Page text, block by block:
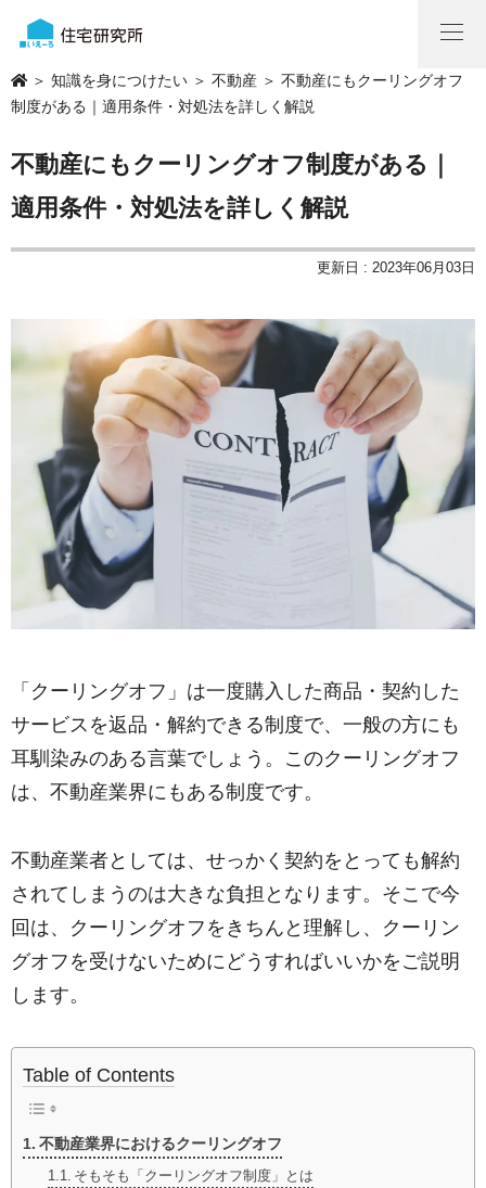
＞ 知識を身につけたい ＞ 不動産 ＞ 不動産にもクーリングオフ
制度がある｜適用条件・対処法を詳しく解説
不動産にもクーリングオフ制度がある｜
適用条件・対処法を詳しく解説
更新日 : 2023年06月03日
「クーリングオフ」は一度購入した商品・契約した
サービスを返品・解約できる制度で、一般の方にも
耳馴染みのある言葉でしょう。このクーリングオフ
は、不動産業界にもある制度です。
不動産業者としては、せっかく契約をとっても解約
されてしまうのは大きな負担となります。そこで今
回は、クーリングオフをきちんと理解し、クーリン
グオフを受けないためにどうすればいいかをご説明
します。
Table of Contents
不動産業界におけるクーリングオフ
そもそも「クーリングオフ制度」とは